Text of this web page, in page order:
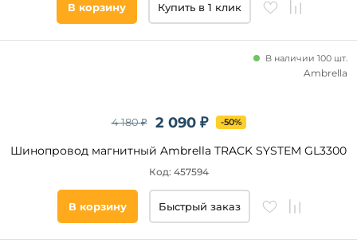
В корзину Купить в 1 клик
2 090 ₽
4 180 ₽ -50%
Шинопровод магнитный Ambrella TRACK SYSTEM GL3300
В наличии 100 шт.
Код: 457594
Ambrella
В корзину Быстрый заказ